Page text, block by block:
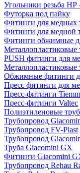
Угольники резьба НР
Футорка под пайку
Фитинги для медных
Фитинги для медной
Фитинги обжимные
PUSH фитинги для
Металлопластиковые
Обжимные фитинги
Пресс фитинги для
Пресс-фитинги
Пресс-фитинги Valtec
Полиэтиленовые
Трубопровод
Трубопровод FV-Plast
Трубопровод
Труба Giacomini GX
Фитинги Giacomini
Трубопровод Rehau